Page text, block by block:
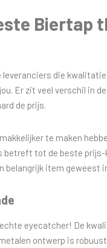
Biertap
leveranciers die
Er zit veel verschil in
de prijs.
te maken
betreft tot de beste
belangrijk item geweest
eyecatcher! De
ontwerp is